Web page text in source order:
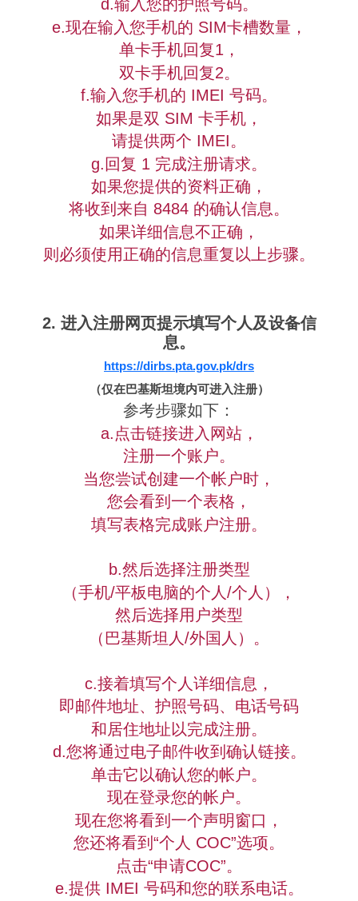
d.输入您的护照号码。
e.现在输入您手机的 SIM卡槽数量，
单卡手机回复1，
双卡手机回复2。
f.输入您手机的 IMEI 号码。
如果是双 SIM 卡手机，
请提供两个 IMEI。
g.回复 1 完成注册请求。
如果您提供的资料正确，
将收到来自 8484 的确认信息。
如果详细信息不正确，
则必须使用正确的信息重复以上步骤。
2. 进入注册网页提示填写个人及设备信
息。
https://dirbs.pta.gov.pk/drs
（仅在巴基斯坦境内可进入注册）
参考步骤如下：
a.点击链接进入网站，
注册一个账户。
当您尝试创建一个帐户时，
您会看到一个表格，
填写表格完成账户注册。
b.然后选择注册类型
（手机/平板电脑的个人/个人），
然后选择用户类型
（巴基斯坦人/外国人）。
c.接着填写个人详细信息，
即邮件地址、护照号码、电话号码
和居住地址以完成注册。
d.您将通过电子邮件收到确认链接。
单击它以确认您的帐户。
现在登录您的帐户。
现在您将看到一个声明窗口，
您还将看到“个人 COC”选项。
点击“申请COC”。
e.提供 IMEI 号码和您的联系电话。